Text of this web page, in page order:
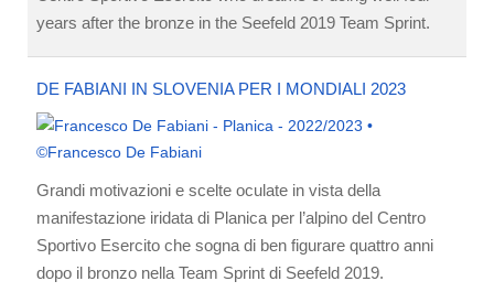
years after the bronze in the Seefeld 2019 Team Sprint.
DE FABIANI IN SLOVENIA PER I MONDIALI 2023
Grandi motivazioni e scelte oculate in vista della
manifestazione iridata di Planica per l’alpino del Centro
Sportivo Esercito che sogna di ben figurare quattro anni
dopo il bronzo nella Team Sprint di Seefeld 2019.